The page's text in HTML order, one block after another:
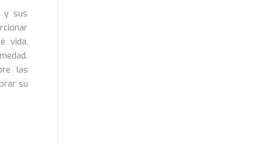
y sus
vida,
las
su